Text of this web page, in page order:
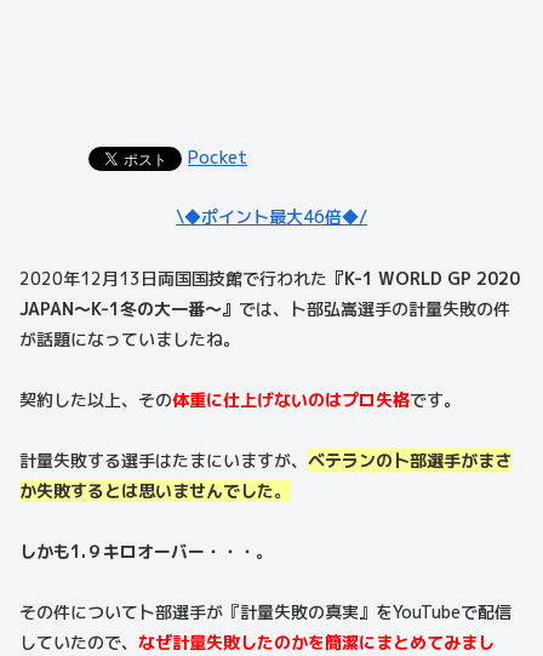
Pocket
\◆ポイント最大46倍◆/
2020年12月13日両国国技館で行われた 『K-1 WORLD GP 2020
JAPAN～K-1冬の大一番～』 では、卜部弘嵩選手の計量失敗の件
が話題になっていましたね。
契約した以上、その体重に仕上げないのはプロ失格です。
計量失敗する選手はたまにいますが、 ベテランの卜部選手がまさ
か失敗するとは思いませんでした。
しかも1.９キロオーバー・・・。
その件について卜部選手が『計量失敗の真実』をYouTubeで配信
していたので、 なぜ計量失敗したのかを簡潔にまとめてみまし